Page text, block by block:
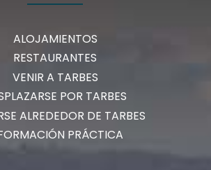
ALOJAMIENTOS
RESTAURANTES
VENIR A TARBES
POR TARBES
ALREDEDOR DE TARBES
PRÁCTICA